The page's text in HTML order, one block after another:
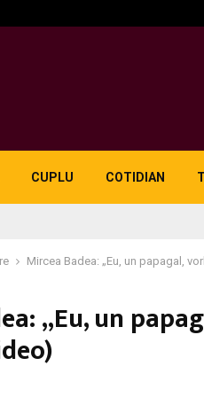
CUPLU COTIDIAN
Mircea Badea: „Eu, un papagal,
„Eu, un